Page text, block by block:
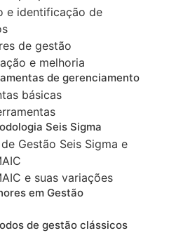
e identificação de
de gestão
e melhoria
de gerenciamento
básicas
Seis Sigma
Gestão Seis Sigma e
e suas variações
em Gestão
de gestão clássicos